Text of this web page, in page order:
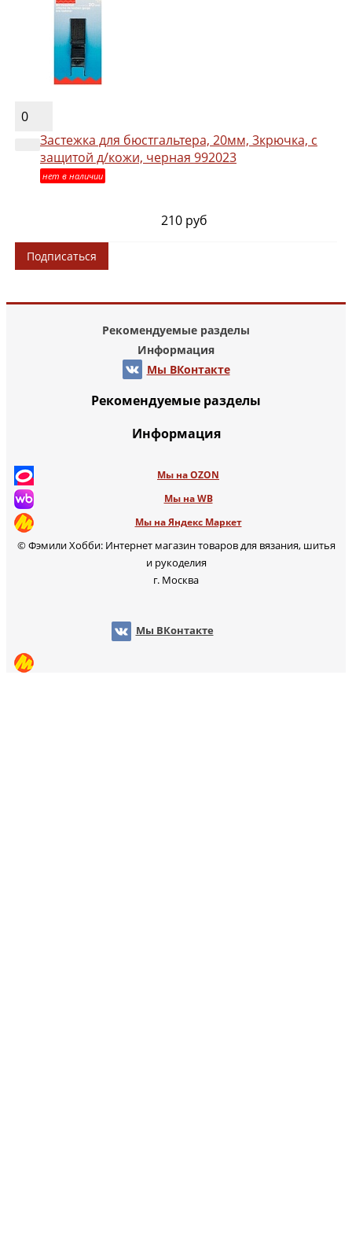
0
Застежка для бюстгальтера, 20мм, 3крючка, с
защитой д/кожи, черная 992023
нет в наличии
210 руб
Подписаться
Рекомендуемые разделы
Информация
Мы ВКонтакте
Рекомендуемые разделы
Информация
Мы на OZON
Мы на WB
Мы на Яндекс Маркет
© Фэмили Хобби: Интернет магазин товаров для вязания, шитья
и рукоделия
г. Москва
Мы ВКонтакте